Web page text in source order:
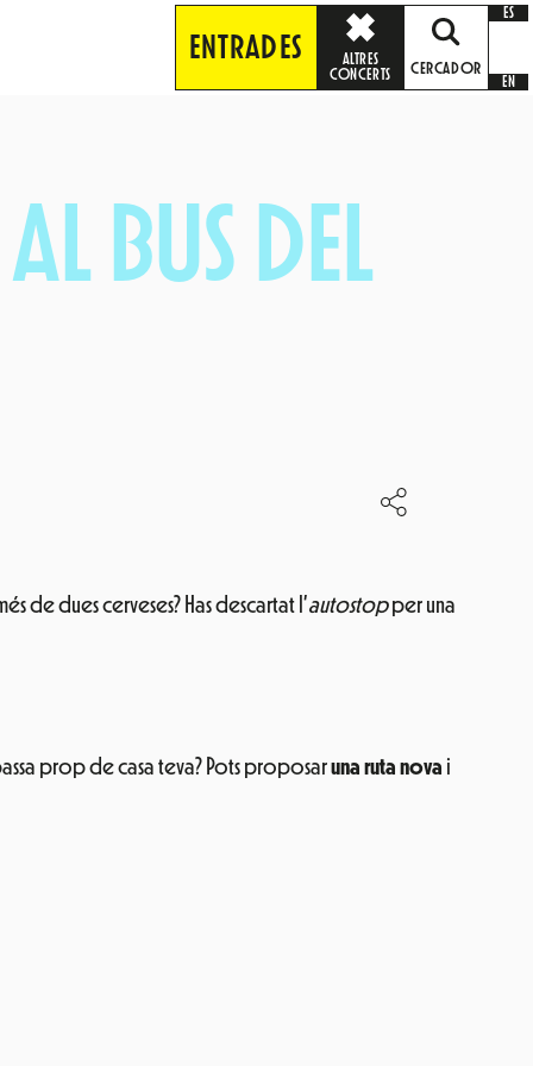
ENTRADES
ALTRES
CONCERTS
CERCADOR
ES
EN
BUS DEL
de dues cerveses? Has descartat l’autostopper una
prop de casa teva? Pots proposaruna ruta nova i